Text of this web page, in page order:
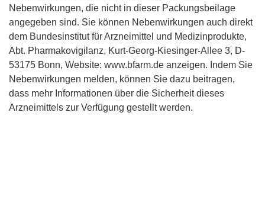
Nebenwirkungen, die nicht in dieser Packungsbeilage
angegeben sind. Sie können Nebenwirkungen auch direkt
dem Bundesinstitut für Arzneimittel und Medizinprodukte,
Abt. Pharmakovigilanz, Kurt-Georg-Kiesinger-Allee 3, D-
53175 Bonn, Website: www.bfarm.de anzeigen. Indem Sie
Nebenwirkungen melden, können Sie dazu beitragen,
dass mehr Informationen über die Sicherheit dieses
Arzneimittels zur Verfügung gestellt werden.